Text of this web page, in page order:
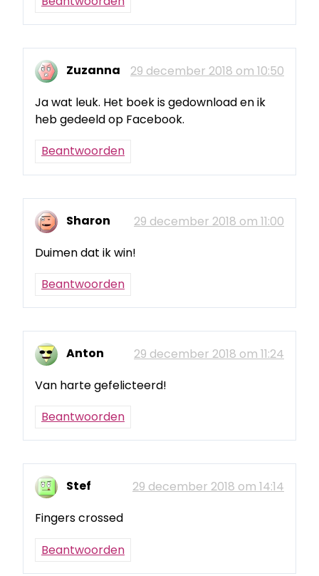
Zuzanna
29 december 2018 om 10:50
Ja wat leuk. Het boek is gedownload en ik
heb gedeeld op Facebook.
Beantwoorden
Sharon
29 december 2018 om 11:00
Duimen dat ik win!
Beantwoorden
Anton
29 december 2018 om 11:24
Van harte gefelicteerd!
Beantwoorden
Stef
29 december 2018 om 14:14
Fingers crossed
Beantwoorden